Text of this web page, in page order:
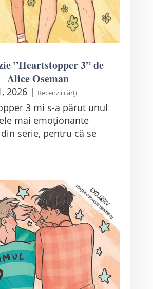
”Heartstopper 3” de
Alice Oseman
2026| Recenzii cărți
3 mi s-a părut unul
mai emoționante
serie, pentru că se